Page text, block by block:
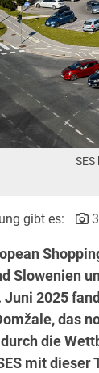
gibt es:
Slowenien
Juni 2025
das
die
mit dieser